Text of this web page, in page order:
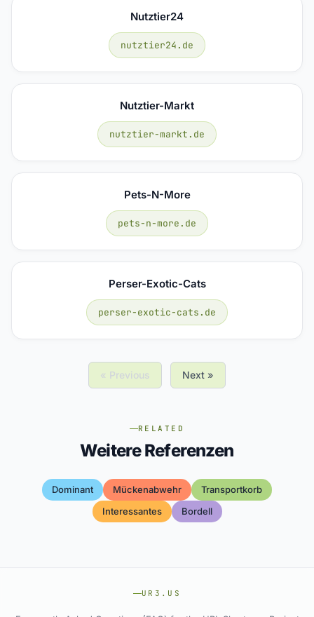
Nutztier24
nutztier24.de
Nutztier-Markt
nutztier-markt.de
Pets-N-More
pets-n-more.de
Perser-Exotic-Cats
perser-exotic-cats.de
« Previous Next »
RELATED
Weitere Referenzen
Dominant Mückenabwehr
Transportkorb
Interessantes
Bordell
UR3.US